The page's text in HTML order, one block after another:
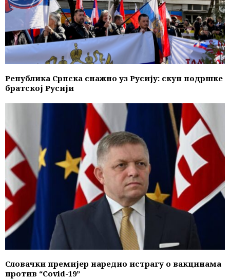
Република Српска снажно уз Русију: скуп подршке
братској Русији
Словачки премијер наредио истрагу о вакцинама
против “Covid-19”